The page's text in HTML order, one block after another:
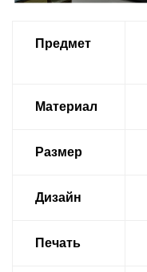
Предмет
Материал
Размер
Дизайн
Печать